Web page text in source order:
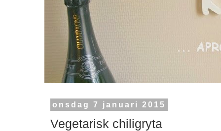
onsdag 7 januari 2015
Vegetarisk chiligryta